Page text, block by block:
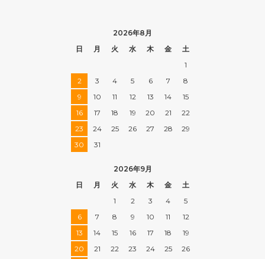
2026年8月
日
月 火 水 木 金
土
1
2
3 4 5 6 7
8
9
10 11 12 13 14
15
16
17 18 19 20 21
22
23
24 25 26 27 28
29
30
31
2026年9月
日
月 火 水 木 金
土
1
2 3 4
5
6
7 8 9 10 11
12
13
14 15 16 17 18
19
20
21 22 23 24 25
26